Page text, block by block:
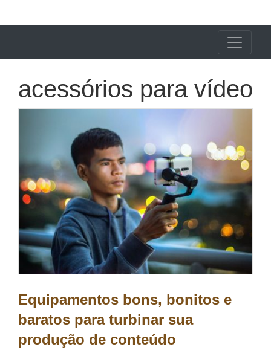
acessórios para vídeo
Equipamentos bons, bonitos e
baratos para turbinar sua
produção de conteúdo